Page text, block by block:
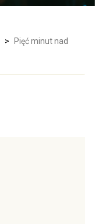
>
Pięć minut nad